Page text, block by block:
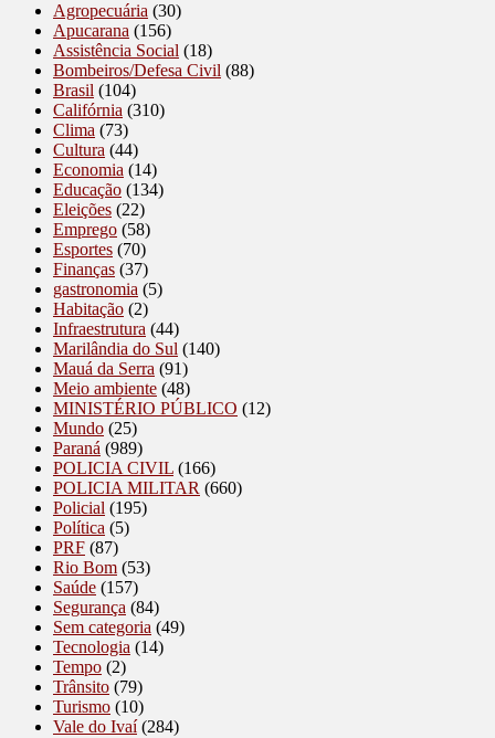
Agropecuária (30)
Apucarana (156)
Assistência Social (18)
Bombeiros/Defesa Civil (88)
Brasil (104)
Califórnia (310)
Clima (73)
Cultura (44)
Economia (14)
Educação (134)
Eleições (22)
Emprego (58)
Esportes (70)
Finanças (37)
gastronomia (5)
Habitação (2)
Infraestrutura (44)
Marilândia do Sul (140)
Mauá da Serra (91)
Meio ambiente (48)
MINISTÉRIO PÚBLICO (12)
Mundo (25)
Paraná (989)
POLICIA CIVIL (166)
POLICIA MILITAR (660)
Policial (195)
Política (5)
PRF (87)
Rio Bom (53)
Saúde (157)
Segurança (84)
Sem categoria (49)
Tecnologia (14)
Tempo (2)
Trânsito (79)
Turismo (10)
Vale do Ivaí(284)